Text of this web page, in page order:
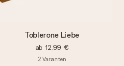
Toblerone Liebe
ab 12,99 €
2 Varianten